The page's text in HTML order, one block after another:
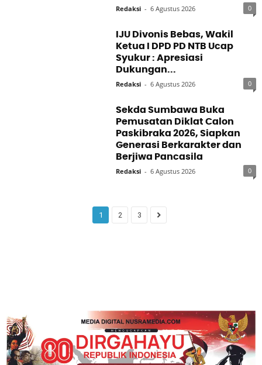
Redaksi - 6 Agustus 2026 0
IJU Divonis Bebas, Wakil
Ketua I DPD PD NTB Ucap
Syukur : Apresiasi
Dukungan...
Redaksi - 6 Agustus 2026 0
Sekda Sumbawa Buka
Pemusatan Diklat Calon
Paskibraka 2026, Siapkan
Generasi Berkarakter dan
Berjiwa Pancasila
Redaksi - 6 Agustus 2026 0
1 2 3